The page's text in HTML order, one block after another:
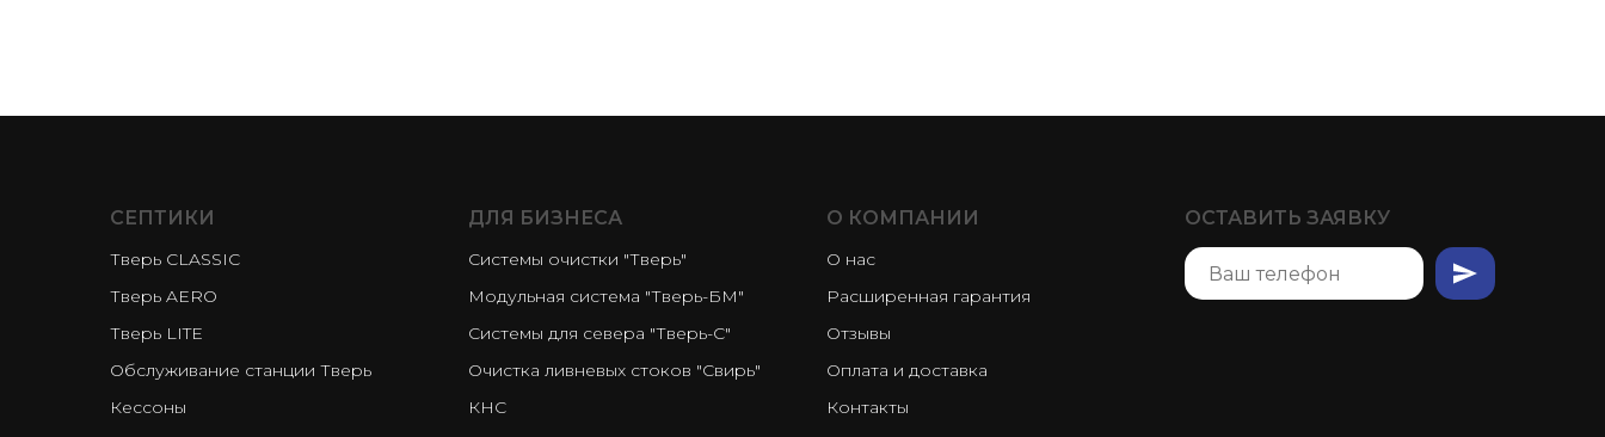
СЕПТИКИ
Тверь CLASSIC
Тверь AERO
Тверь LITE
Обслуживание станции Тверь
Кессоны
ДЛЯ БИЗНЕСА
Системы очистки "Тверь"
Модульная система "Тверь-БМ"
Системы для севера "Тверь-С"
Очистка ливневых стоков "Свирь"
КНС
О КОМПАНИИ
О нас
Расширенная гарантия
Отзывы
Оплата и доставка
Контакты
ОСТАВИТЬ ЗАЯВКУ